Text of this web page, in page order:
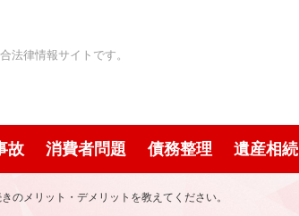
法律情報サイトです。
故 消費者問題 債務整理 遺産相続
のメリット・デメリットを教えてください。